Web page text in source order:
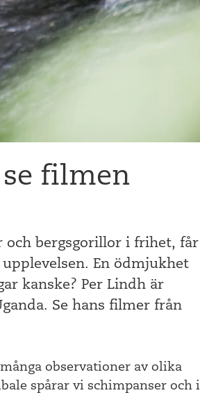
filmen
och bergsgorillor i frihet, får
En ödmjukhet
kanske? Per Lindh är
Se hans filmer från
observationer av olika
spårar vi schimpanser och i